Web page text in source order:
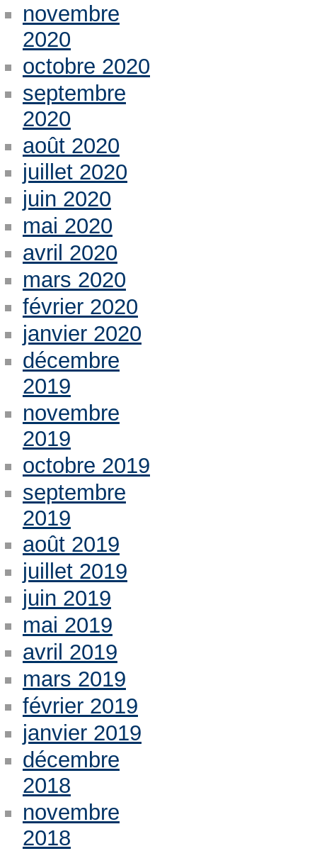
novembre
2020
octobre 2020
septembre
2020
août 2020
juillet 2020
juin 2020
mai 2020
avril 2020
mars 2020
février 2020
janvier 2020
décembre
2019
novembre
2019
octobre 2019
septembre
2019
août 2019
juillet 2019
juin 2019
mai 2019
avril 2019
mars 2019
février 2019
janvier 2019
décembre
2018
novembre
2018